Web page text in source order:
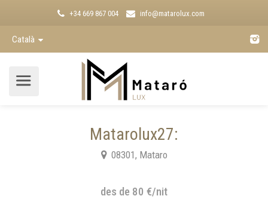
+34 669 867 004 info@matarolux.com
Català
Matarolux27:
08301, Mataro
des de 80 €/nit